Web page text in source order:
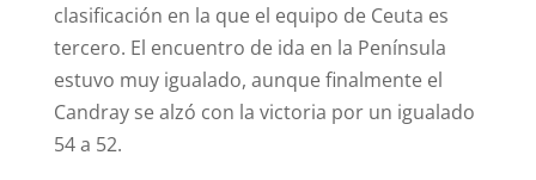
clasificación en la que el equipo de Ceuta es
tercero. El encuentro de ida en la Península
estuvo muy igualado, aunque finalmente el
Candray se alzó con la victoria por un igualado
54 a 52.